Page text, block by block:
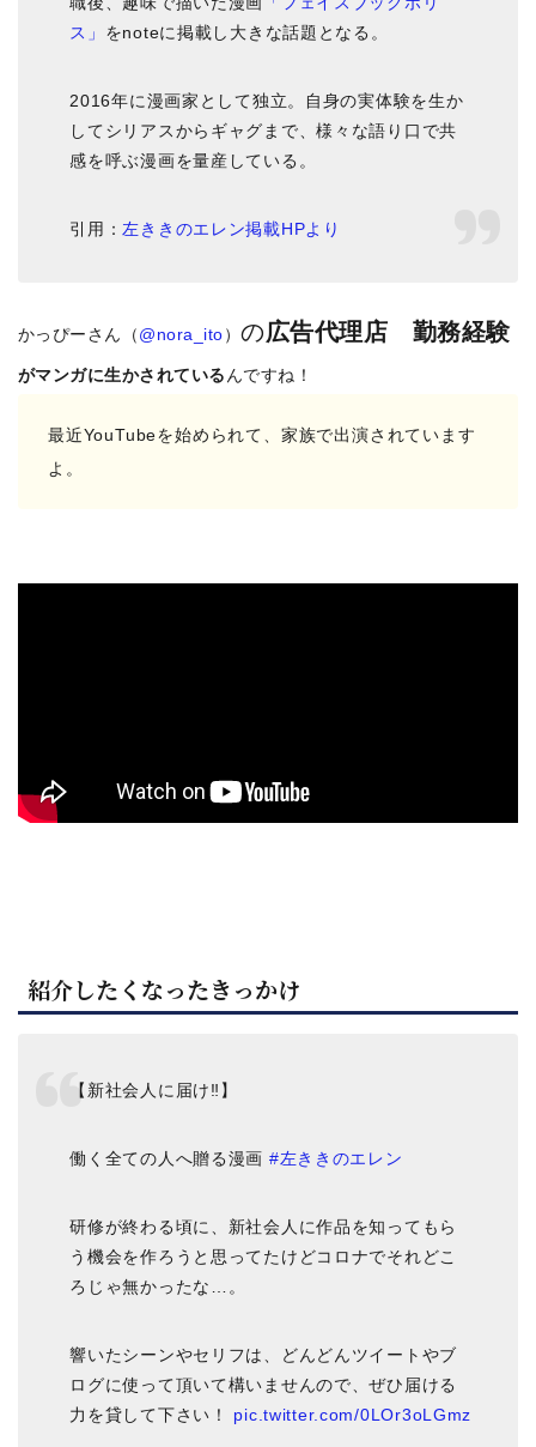
ス」 をnoteに掲載し大きな話題となる。
2016年に漫画家として独立。自身の実体験を生か
してシリアスからギャグまで、様々な語り口で共
感を呼ぶ漫画を量産している。
引用：左ききのエレン掲載HPより
かっぴーさん（@nora_ito）の広告代理店 勤務経験
がマンガに生かされている んですね！
最近YouTubeを始められて、家族で出演されています
よ。
紹介したくなったきっかけ
【新社会人に届け‼️】
働く全ての人へ贈る漫画 #左ききのエレン
研修が終わる頃に、新社会人に作品を知ってもら
う機会を作ろうと思ってたけどコロナでそれどこ
ろじゃ無かったな…。
響いたシーンやセリフは、どんどんツイートやブ
ログに使って頂いて構いませんので、ぜひ届ける
力を貸して下さい！ pic.twitter.com/0LOr3oLGmz